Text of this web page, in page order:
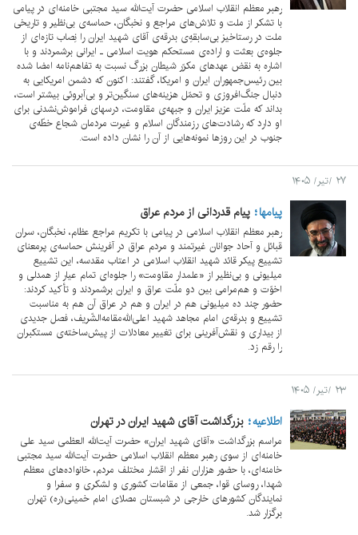
رهبر معظم انقلاب اسلامی حضرت آیت‌الله سید مجتبی خامنه‌ای در پیامی
با تشکر از ملت و تلاش‌های مراجع و نخبگان، حماسه‌ی بی‌نظیر و تاریخی
ملت در رستاخیز بی‌سابقهِ‌ی بدرقه‌ی آقای شهید ایران را نِصاب تازه‌ای از
جلوه‌ی بعثت و اراده‌ی مستحکم هویت اسلامی ـ ایرانی برشمردند و با
اشاره به نقض عهد‌های مکرّر شیطان بزرگ نسبت به تفاهم‌نامه امضا شده
بین رئیس‌جمهوران ایران و امریکا، گفتند: اکنون که دشمن امریکایی به
دنبال جنگ‌افروزی و تحمّل هزینه‌های سنگین‌تر و بی‌آبروئی بیشتر است،
بداند که ملّت عزیز ایران و جبهه‌ی مقاومت، درسهای فراموش‌نشدنی برای
او دارد که رشادت‌های رزمندگان اسلام و غیرت مردمان شجاع خطّه‌ی
جنوب در این روزها نمونه‌هایی از آن را نشان داده است.
۲۷ /تیر/ ۱۴۰۵
پيامها پیام قدردانی از مردم عراق
رهبر معظم انقلاب اسلامی در پیامی با تکریم مراجع عظام، نخبگان، سران
قبائل و آحاد جوانان غیرتمند و مردم عراق در آفرینش حماسه‌ی پرمعنای
تشییع پیکر قائد شهید انقلاب اسلامی در اعتاب مقدسه، این تشییع
میلیونی و بی‌نظیر از «علمدار مقاومت» را جلوه‌ای تمام عیار از همدلی و
اخوّت و هم‌مرامی بین دو ملّت عراق و ایران برشمردند و تأکید کردند:
حضور چند ده میلیونی هم در ایران و هم در عراق آن هم به مناسبت
تشییع و بدرقه‌ی امام مجاهد شهید اعلی‌الله‌مقامه‌الشّریف، فصل جدیدی
از بیداری و نقش‌آفرینی برای تغییر معادلات از پیش‌ساخته‌‌ی مستکبران
را رقم زد.
۲۳ /تیر/ ۱۴۰۵
اطلاعیه بزرگداشت آقای شهید ایران در تهران
مراسم بزرگداشت «آقای شهید ایران» حضرت آیت‌الله‌ العظمی سید علی
خامنه‌ای از سوی رهبر معظم انقلاب اسلامی حضرت آیت‌الله سید مجتبی
خامنه‌ای، با حضور هزاران نفر از اقشار مختلف مردم، خانواده‌های معظم
شهدا، روسای قوا،‌ جمعی از مقامات کشوری و لشکری و سفرا و
نمایندگان کشورهای خارجی در شبستان مصلای امام خمینی(ره) تهران
برگزار شد.